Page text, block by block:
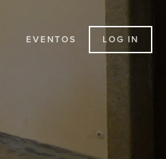
EVENTOS LOG IN